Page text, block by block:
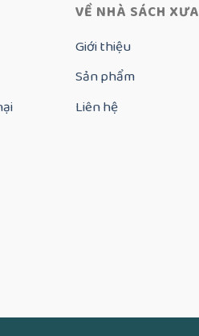
VỀ NHÀ SÁCH XƯA
Giới thiệu
Sản phẩm
Liên hệ